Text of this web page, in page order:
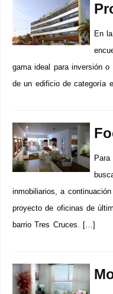
En
gama ideal para inversión
de un edificio de categoría
inmobiliarios, a
proyecto de oficinas de
barrio Tres Cruces. […]